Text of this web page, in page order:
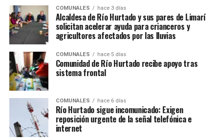
COMUNALES hace 3 días
Alcaldesa de Río Hurtado y sus pares de Limarí
solicitan acelerar ayuda para crianceros y
agricultores afectados por las lluvias
COMUNALES hace 5 días
Comunidad de Río Hurtado recibe apoyo tras
sistema frontal
COMUNALES hace 6 días
Río Hurtado sigue incomunicado: Exigen
reposición urgente de la señal telefónica e
internet